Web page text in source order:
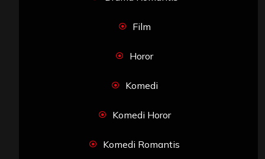
Film
Horor
Komedi
Komedi Horor
Komedi Romantis